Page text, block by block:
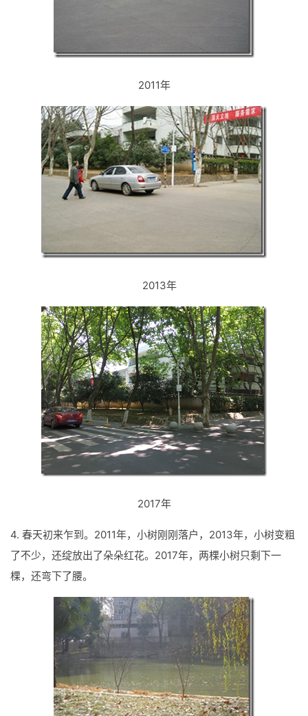
2011年
2013年
2017年
4. 春天初来乍到。2011年，小树刚刚落户，2013年，小树变粗
了不少，还绽放出了朵朵红花。2017年，两棵小树只剩下一
棵，还弯下了腰。